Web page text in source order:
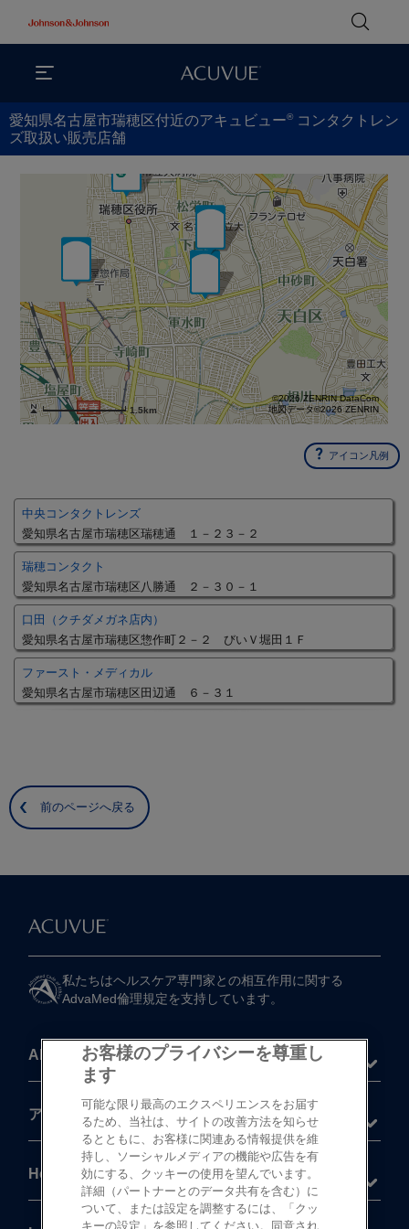
愛知県名古屋市瑞穂区付近のアキュビュー® コンタクトレン
ズ取扱い販売店舗
1.5km
©2026 ZENRIN DataCom
地図データ©2026 ZENRIN
アイコン凡例
中央コンタクトレンズ
愛知県名古屋市瑞穂区瑞穂通 １－２３－２
瑞穂コンタクト
愛知県名古屋市瑞穂区八勝通 ２－３０－１
口田（クチダメガネ店内）
愛知県名古屋市瑞穂区惣作町２－２ びいＶ堀田１Ｆ
ファースト・メディカル
愛知県名古屋市瑞穂区田辺通 ６－３１
前のページへ戻る
私たちは​ヘルスケア専門家との​相互作用に​関する​
AdvaMed倫理規定を​支持しています。
About
アキュビュー®製品
Help
お客様のプライバシーを尊重し
ます
可能な限り最高のエクスペリエンスをお届す
るため、当社は、サイトの改善方法を知らせ
るとともに、お客様に関連ある情報提供を維
持し、ソーシャルメディアの機能や広告を有
効にする、クッキーの使用を望んでいます。
詳細（パートナーとのデータ共有を含む）に
ついて、または設定を調整するには、「クッ
キーの設定」を参照してください。同意され